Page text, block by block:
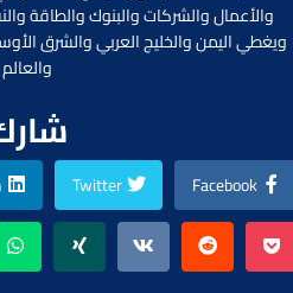
والأعمال والشركات والبنوك والطاقة
ويغطي اليمن والخليج العربي والشرق
والعالم
Facebook
Twitter